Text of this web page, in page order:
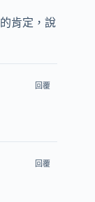
肯定，說
回覆
回覆